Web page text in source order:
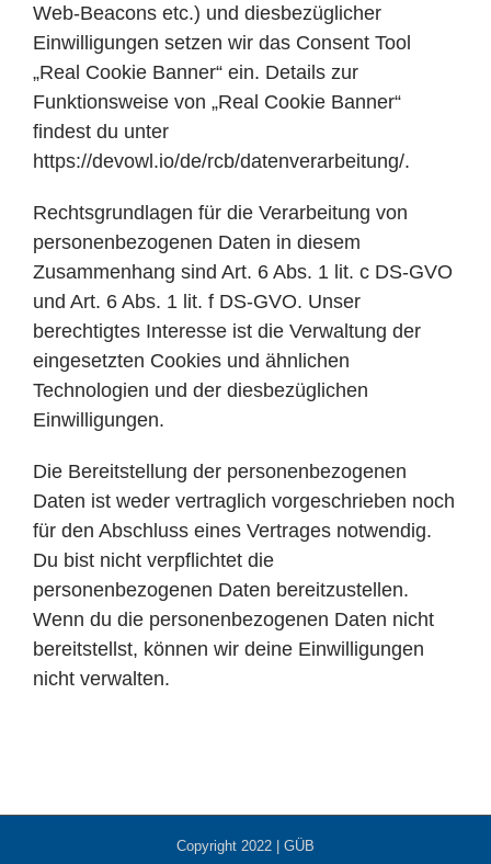
Web-Beacons etc.) und diesbezüglicher
Einwilligungen setzen wir das Consent Tool
„Real Cookie Banner“ ein. Details zur
Funktionsweise von „Real Cookie Banner“
findest du unter
https://devowl.io/de/rcb/datenverarbeitung/.
Rechtsgrundlagen für die Verarbeitung von
personenbezogenen Daten in diesem
Zusammenhang sind Art. 6 Abs. 1 lit. c DS-GVO
und Art. 6 Abs. 1 lit. f DS-GVO. Unser
berechtigtes Interesse ist die Verwaltung der
eingesetzten Cookies und ähnlichen
Technologien und der diesbezüglichen
Einwilligungen.
Die Bereitstellung der personenbezogenen
Daten ist weder vertraglich vorgeschrieben noch
für den Abschluss eines Vertrages notwendig.
Du bist nicht verpflichtet die
personenbezogenen Daten bereitzustellen.
Wenn du die personenbezogenen Daten nicht
bereitstellst, können wir deine Einwilligungen
nicht verwalten.
Copyright 2022 | GÜB